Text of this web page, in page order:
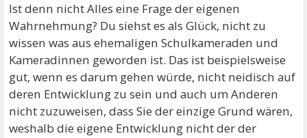
Ist denn nicht Alles eine Frage der eigenen
Wahrnehmung? Du siehst es als Glück, nicht zu
wissen was aus ehemaligen Schulkameraden und
Kameradinnen geworden ist. Das ist beispielsweise
gut, wenn es darum gehen würde, nicht neidisch auf
deren Entwicklung zu sein und auch um Anderen
nicht zuzuweisen, dass Sie der einzige Grund wären,
weshalb die eigene Entwicklung nicht der der